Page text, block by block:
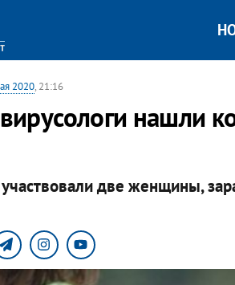
2020, 21:16
нашли
две женщины,